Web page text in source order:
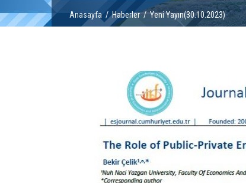
Anasayfa /Haberler/ Yeni Yayın(30.10.2023)